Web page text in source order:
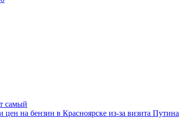
самый
на бензин в Красноярске из-за визита Путина